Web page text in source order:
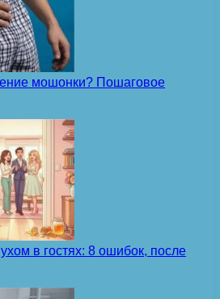
мошонки? Пошаговое
в гостях: 8 ошибок, после